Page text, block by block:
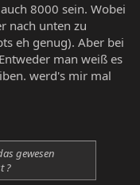
8000 sein. Wobei
nach unten zu
eh genug). Aber bei
man weiß es
werd's mir mal
gewesen
?